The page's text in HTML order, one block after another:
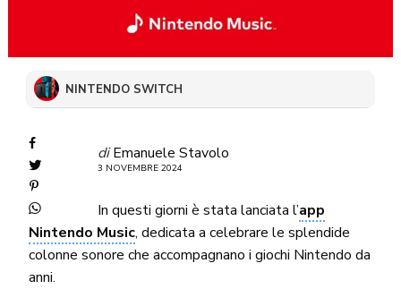
NINTENDO SWITCH
di Emanuele Stavolo
3 NOVEMBRE 2024
In questi giorni è stata lanciata l’app
Nintendo Music, dedicata a celebrare le splendide
colonne sonore che accompagnano i giochi Nintendo da
anni.